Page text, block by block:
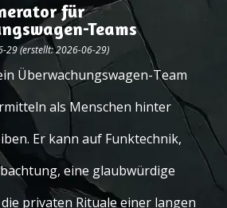
für
Teams
29 (erstellt: 2026-06-29)
Überwachungswagen-Team
als Menschen hinter
Er kann auf Funktechnik,
eine glaubwürdige
privaten Rituale einer langen